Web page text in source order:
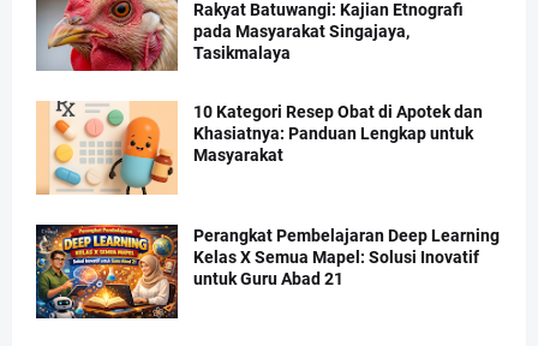
Rakyat Batuwangi: Kajian Etnografi
pada Masyarakat Singajaya,
Tasikmalaya
10 Kategori Resep Obat di Apotek dan
Khasiatnya: Panduan Lengkap untuk
Masyarakat
Perangkat Pembelajaran Deep Learning
Kelas X Semua Mapel: Solusi Inovatif
untuk Guru Abad 21